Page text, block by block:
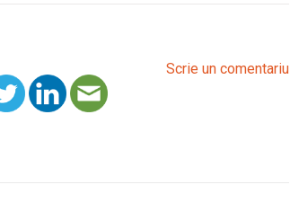
Scrie un comentariu